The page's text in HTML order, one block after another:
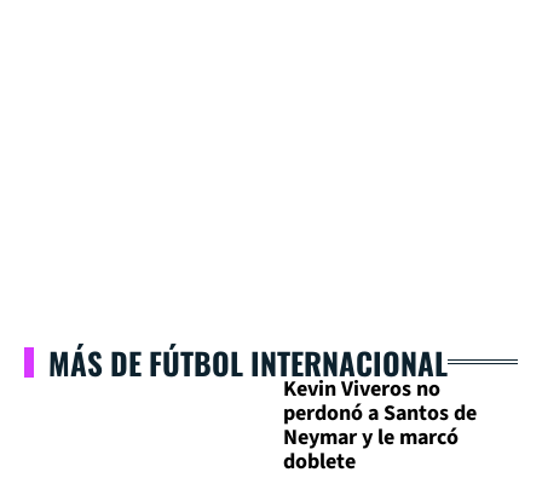
MÁS DE FÚTBOL INTERNACIONAL
Kevin Viveros no
perdonó a Santos de
Neymar y le marcó
doblete